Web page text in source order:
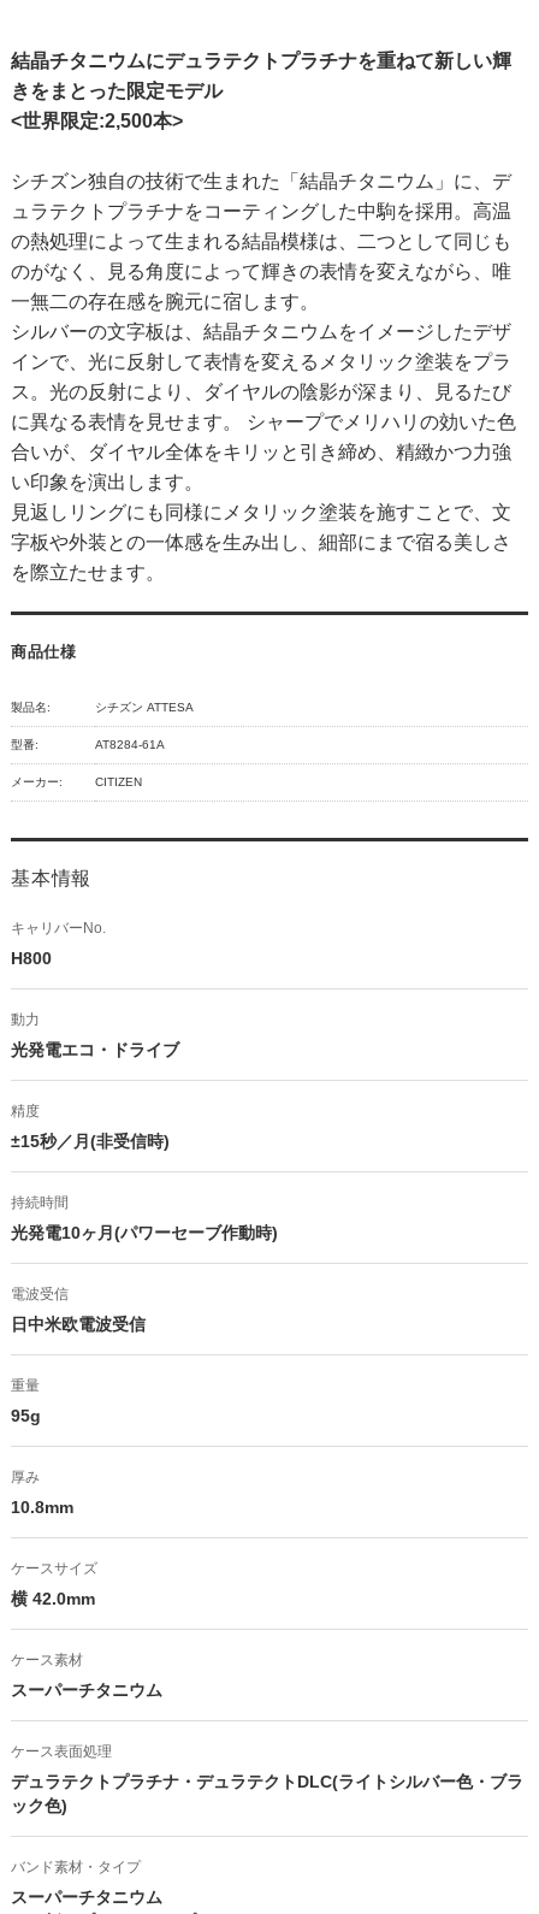
結晶チタニウムにデュラテクトプラチナを重ねて新しい輝
きをまとった限定モデル
<世界限定:2,500本>
シチズン独自の技術で生まれた「結晶チタニウム」に、デ
ュラテクトプラチナをコーティングした中駒を採用。高温
の熱処理によって生まれる結晶模様は、二つとして同じも
のがなく、見る角度によって輝きの表情を変えながら、唯
一無二の存在感を腕元に宿します。
シルバーの文字板は、結晶チタニウムをイメージしたデザ
インで、光に反射して表情を変えるメタリック塗装をプラ
ス。光の反射により、ダイヤルの陰影が深まり、見るたび
に異なる表情を見せます。 シャープでメリハリの効いた色
合いが、ダイヤル全体をキリッと引き締め、精緻かつ力強
い印象を演出します。
見返しリングにも同様にメタリック塗装を施すことで、文
字板や外装との一体感を生み出し、細部にまで宿る美しさ
を際立たせます。
商品仕様
製品名: シチズン ATTESA
型番: AT8284-61A
メーカー: CITIZEN
基本情報
キャリバーNo.
H800
動力
光発電エコ・ドライブ
精度
±15秒／月(非受信時)
持続時間
光発電10ヶ月(パワーセーブ作動時)
電波受信
日中米欧電波受信
重量
95g
厚み
10.8mm
ケースサイズ
横 42.0mm
ケース素材
スーパーチタニウム
ケース表面処理
デュラテクトプラチナ・デュラテクトDLC(ライトシルバー色・ブラ
ック色)
バンド素材・タイプ
スーパーチタニウム